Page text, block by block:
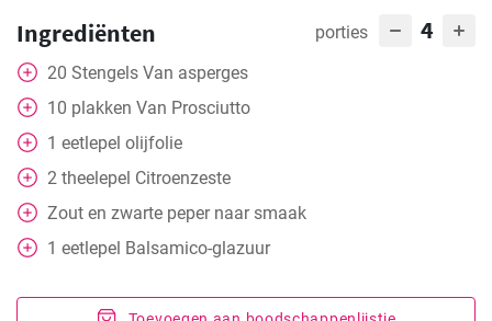
Ingrediënten porties 4
20 Stengels Van asperges
10 plakken Van Prosciutto
1 eetlepel olijfolie
2 theelepel Citroenzeste
Zout en zwarte peper naar smaak
1 eetlepel Balsamico-glazuur